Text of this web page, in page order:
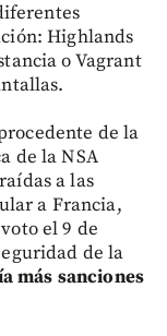
Highlands
o Vagrant
de la
de la NSA
a las
a Francia,
el 9 de
de la
más sanciones